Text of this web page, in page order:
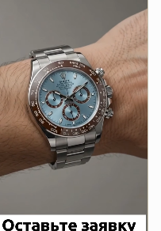
цена
1 050 000₽.